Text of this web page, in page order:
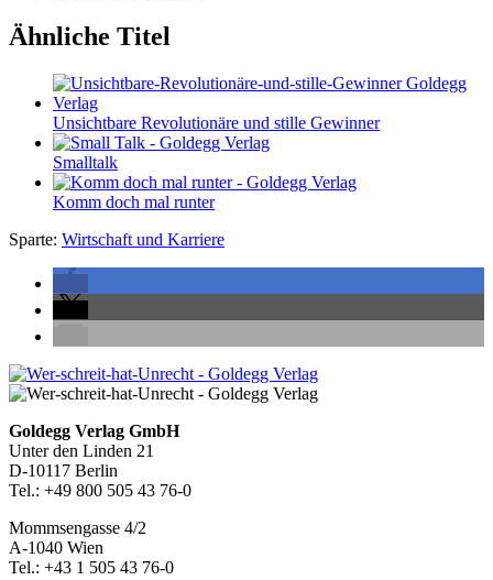
Ähnliche Titel
Unsichtbare Revolutionäre und stille Gewinner
Smalltalk
Komm doch mal runter
Sparte: Wirtschaft und Karriere
Seitenleiste
Footer-
Section
Goldegg Verlag GmbH
Unter den Linden 21
D-10117 Berlin
Tel.: +49 800 505 43 76-0
Mommsengasse 4/2
A-1040 Wien
Tel.: +43 1 505 43 76-0